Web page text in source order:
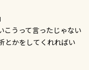
こうって言ったじゃない
とかをしてくれればい